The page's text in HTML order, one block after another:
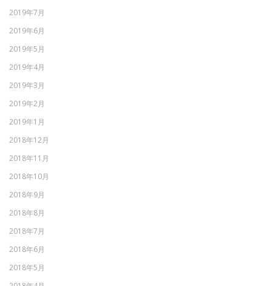
2019年7月
2019年6月
2019年5月
2019年4月
2019年3月
2019年2月
2019年1月
2018年12月
2018年11月
2018年10月
2018年9月
2018年8月
2018年7月
2018年6月
2018年5月